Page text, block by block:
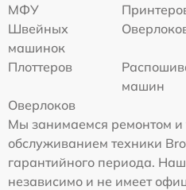
МФУ
Швейных
машинок
Плоттеров
машин
Оверлоков
Мы занимаемся ремонтом и
обслуживанием техники
гарантийного периода.
независимо и не имеет